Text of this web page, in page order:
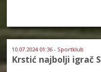
10.07.2024 01:36 - Sportklub
Krstić najbolji igrač